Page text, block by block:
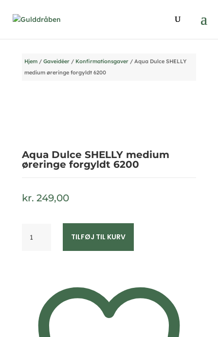
Hjem/ Gaveidéer/ Konfirmationsgaver/ Aqua Dulce SHELLY
medium øreringe forgyldt 6200
Aqua Dulce SHELLY medium
øreringe forgyldt 6200
kr. 249,00
Dulce
TILFØJ TIL KURV